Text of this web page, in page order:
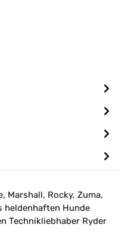
Marshall, Rocky, Zuma,
heldenhaften Hunde
Technikliebhaber Ryder